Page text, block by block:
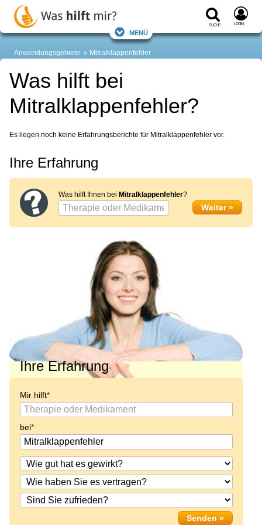
Suche Login
Menü
Anwendungsgebiete Mitralklappenfehler
Was hilft bei
Mitralklappenfehler?
Es liegen noch keine Erfahrungsberichte für Mitralklappenfehler vor.
Ihre Erfahrung
Was hilft Ihnen bei Mitralklappenfehler?
Ihre Erfahrung
Mir hilft
bei